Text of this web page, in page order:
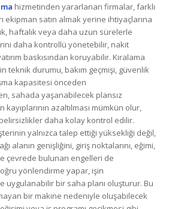
hizmetinden yararlanan firmalar, farklı
ekipman satın almak yerine ihtiyaçlarına
haftalık veya daha uzun sürelerle
daha kontrollü yönetebilir, nakit
baskısından koruyabilir. Kiralama
teknik durumu, bakım geçmişi, güvenlik
kapasitesi önceden
sahada yaşanabilecek plansız
kayıplarının azaltılması mümkün olur,
daha kolay kontrol edilir.
yalnızca talep ettiği yüksekliği değil,
alanın genişliğini, giriş noktalarını, eğimi,
çevrede bulunan engelleri de
yönlendirme yapar, işin
uygulanabilir bir saha planı oluşturur. Bu
bir makine nedeniyle oluşabilecek